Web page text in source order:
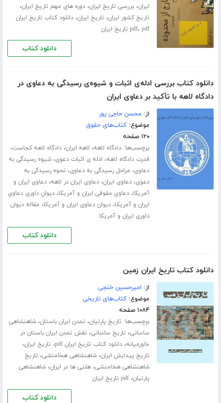
ایران،بررسی تاریخ ایران،دوره های مهم تاریخ ایران،
تاریخ کشور ایران، تاریخ ایران،دانلود کتاب تاریخ ایران
pdf، pdf تاریخ ایران
دانلود کتاب
دانلود کتاب بررسی ادله‌ی اثبات و شیوه‌ی رسیدگی به دعاوی در
دادگاه لاهه با تأکید بر دعاوی ایران
از: محسن حاجی پور
موضوع:کتاب‌های حقوق
۱۲۰ صفحه
برچسب‌ها:دادگاه لاهه، لاهه ایران،دادگاه لاهه کجاست،
قدرت دادگاه لاهه، ادله ی اثبات دعوی،شیوه رسیدگی به
دعاوی، مراحل رسیدگی به دعاوی،نحوه رسیدگی به
دعوی،دعاوی ایران،دعاوی ایران در لاهه،دعاوی ایران و
آمریکا،دعاوی حقوقی ایران و آمریکا،دیوان داوری دعاوی
ایران و آمریکا،دیوان دعاوی ایران و آمریکا، مقاله دیوان
داوری ایران و آمریکا
دانلود کتاب
دانلود کتاب تاریخ ایران زمین
از: امیرحسین خنجی
موضوع:کتاب‌های تاریخی
۱۰۸۴ صفحه
برچسب‌ها: تاریخ پارتیان، تمدن ایران باستان،شاهنشاهی
ساسانی، تاریخ ساسانی،نقش تمدن ایران باستان در
خاورمیانه،دانلود کتاب تاریخ ایران pdf ، تاریخ ایران،
تاریخ پیدایش ایران،شاهنشاهی هخامنشی، تاریخ
شاهنشاهی هخامنشی،هلنی ها در ایران،شاهنشاهی
پارتیان،pdf تاریخ ایران
دانلود کتاب